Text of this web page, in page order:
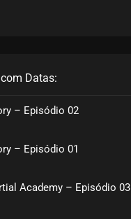
Datas:
– Episódio 02
– Episódio 01
Academy – Episódio 03